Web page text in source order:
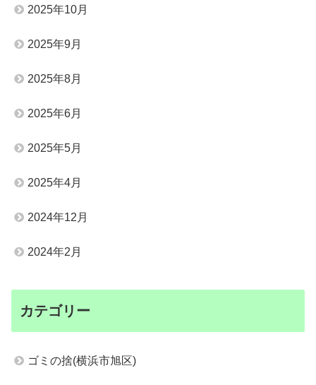
2025年10月
2025年9月
2025年8月
2025年6月
2025年5月
2025年4月
2024年12月
2024年2月
カテゴリー
ゴミの捨(横浜市旭区)